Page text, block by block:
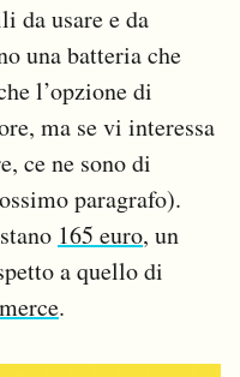
da usare e da
una batteria che
l’opzione di
ma se vi interessa
ce ne sono di
paragrafo).
165 euro, un
a quello di
.